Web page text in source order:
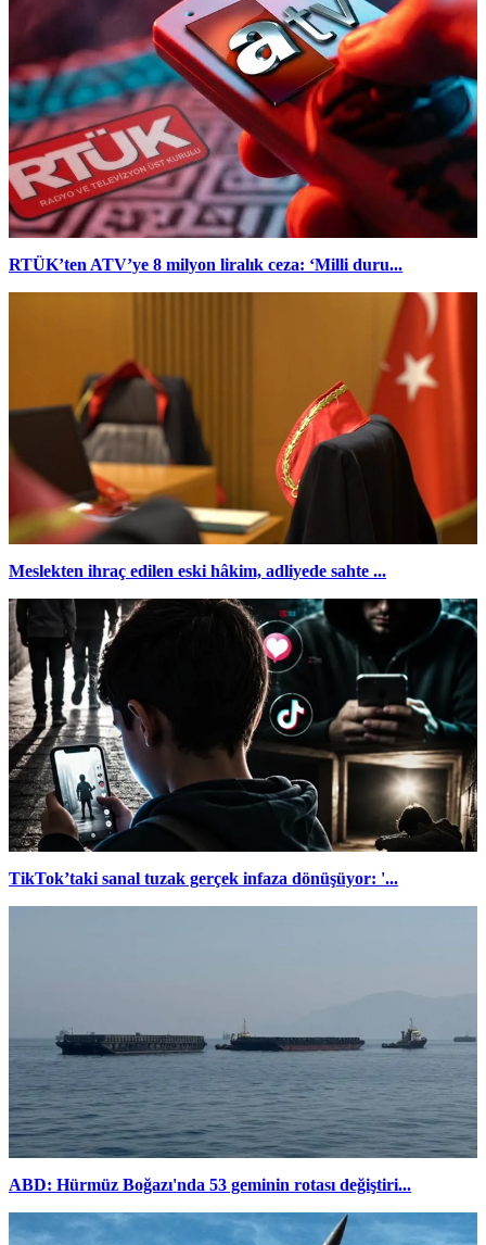
RTÜK’ten ATV’ye 8 milyon liralık ceza: ‘Milli duru...
Meslekten ihraç edilen eski hâkim, adliyede sahte ...
TikTok’taki sanal tuzak gerçek infaza dönüşüyor: '...
ABD: Hürmüz Boğazı'nda 53 geminin rotası değiştiri...